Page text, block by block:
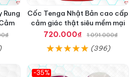
cũ , khô thoángăn trộm, tránh bụi
độ C.
Rung
Cốc Tenga Nhật Bản cao cấp
cảm giác thật siêu mềm mại
720.000₫
1.091.000₫
(396)
-35%